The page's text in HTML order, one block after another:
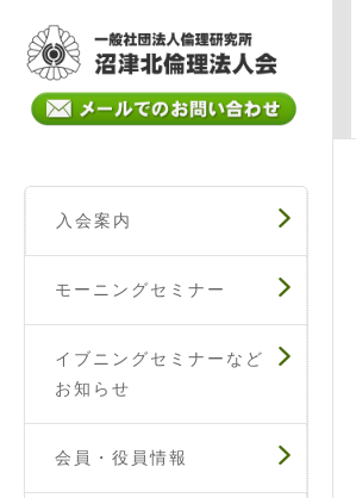
入会案内
モーニングセミナー
イブニングセミナーなど
お知らせ
会員・役員情報